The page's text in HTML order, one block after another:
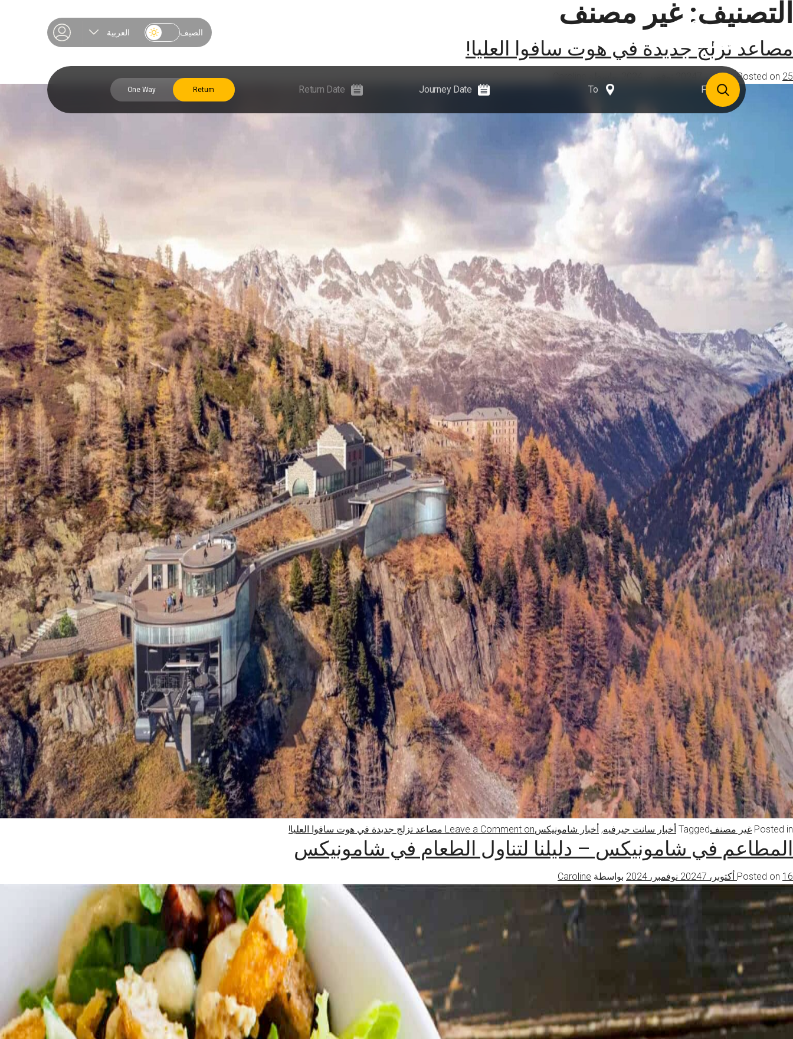
الصيف العربية
التصنيف:غير مصنف
مصاعد تزلج جديدة في هوت سافوا العليا!
Posted on 25 سبتمبر، 2024
Posted in غير مصنفTagged أخبار سانت جيرفيه, أخبار شامونيكس Leave a Comment on مصاعد تزلج جديدة في هوت سافوا العليا!
المطاعم في شامونيكس – دليلنا لتناول الطعام في شامونيكس
Posted on 16 أكتوبر، 2024 7 نوفمبر، 2024 بواسطة Caroline
Return
One Way